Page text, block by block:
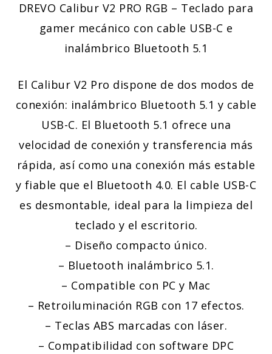
DREVO Calibur V2 PRO RGB – Teclado para
gamer mecánico con cable USB-C e
inalámbrico Bluetooth 5.1
El Calibur V2 Pro dispone de dos modos de
conexión: inalámbrico Bluetooth 5.1 y cable
USB-C. El Bluetooth 5.1 ofrece una
velocidad de conexión y transferencia más
rápida, así como una conexión más estable
y fiable que el Bluetooth 4.0. El cable USB-C
es desmontable, ideal para la limpieza del
teclado y el escritorio.
– Diseño compacto único.
– Bluetooth inalámbrico 5.1.
– Compatible con PC y Mac
– Retroiluminación RGB con 17 efectos.
– Teclas ABS marcadas con láser.
– Compatibilidad con software DPC